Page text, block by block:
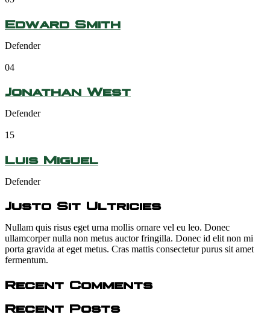
Edward Smith
Defender
04
Jonathan West
Defender
15
Luis Miguel
Defender
Justo Sit Ultricies
Nullam quis risus eget urna mollis ornare vel eu leo. Donec
ullamcorper nulla non metus auctor fringilla. Donec id elit non mi
porta gravida at eget metus. Cras mattis consectetur purus sit amet
fermentum.
Recent Comments
Recent Posts